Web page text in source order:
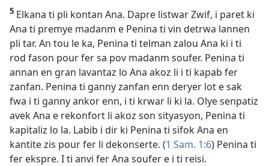
5 Elkana ti pli kontan Ana. Dapre listwar Zwif, i paret ki
Ana ti premye madanm e Penina ti vin detrwa lannen
pli tar. An tou le ka, Penina ti telman zalou Ana ki i ti
rod fason pour fer sa pov madanm soufer. Penina ti
annan en gran lavantaz lo Ana akoz li i ti kapab fer
zanfan. Penina ti ganny zanfan enn deryer lot e sak
fwa i ti ganny ankor enn, i ti krwar li ki la. Olye senpatiz
avek Ana e rekonfort li akoz son sityasyon, Penina ti
kapitaliz lo la. Labib i dir ki Penina ti sifok Ana en
kantite zis pour fer li dekonserte. (1 Sam. 1:6) Penina ti
fer ekspre. I ti anvi fer Ana soufer e i ti reisi.